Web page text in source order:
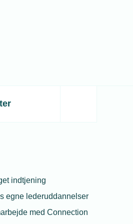
indtjening
egne lederuddannelser
med Connection